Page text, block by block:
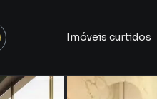
Imóveis curtidos